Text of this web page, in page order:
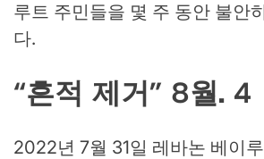
루트 주민들을 몇 주 동안 불안
다.
“흔적 제거” 8월. 4
2022년 7월 31일 레바논 베이